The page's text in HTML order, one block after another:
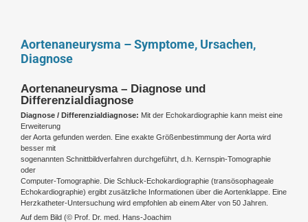
Aortenaneurysma – Symptome, Ursachen,
Diagnose
Aortenaneurysma – Diagnose und
Differenzialdiagnose
Diagnose / Differenzialdiagnose: Mit der Echokardiographie kann meist eine
Erweiterung
der Aorta gefunden werden. Eine exakte Größenbestimmung der Aorta wird
besser mit
sogenannten Schnittbildverfahren durchgeführt, d.h. Kernspin-Tomographie
oder
Computer-Tomographie. Die Schluck-Echokardiographie (transösophageale
Echokardiographie) ergibt zusätzliche Informationen über die Aortenklappe. Eine
Herzkatheter-Untersuchung wird empfohlen ab einem Alter von 50 Jahren.
Auf dem Bild (© Prof. Dr. med. Hans-Joachim